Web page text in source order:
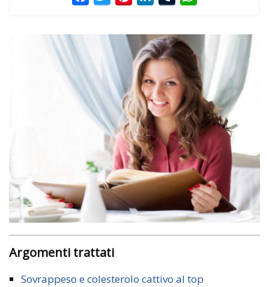
Argomenti trattati
Sovrappeso e colesterolo cattivo al top